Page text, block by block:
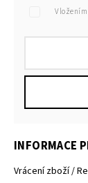
INFORMACE
Vrácení zboží /